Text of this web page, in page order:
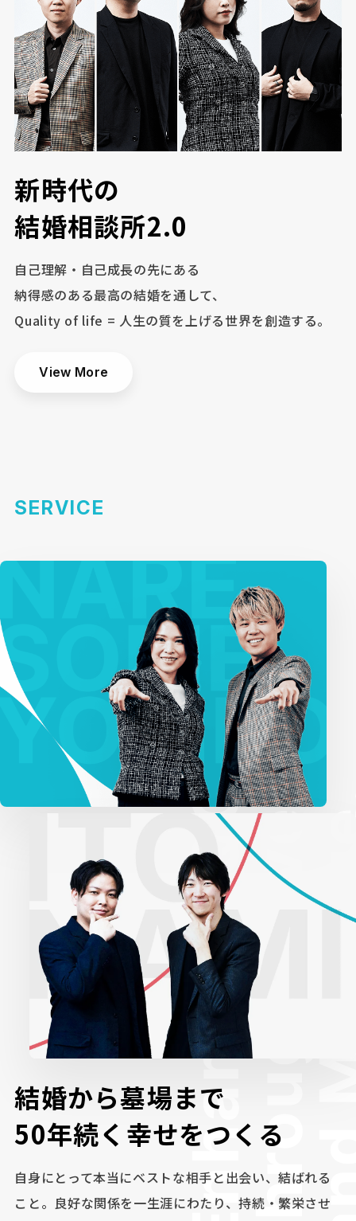
新時代の
結婚相談所2.0
自己理解・自己成長の先にある
納得感のある最高の結婚を通して、
Quality of life = 人生の質を上げる世界を創造する。
View More
自身にとって本当にベストな相手と出会い、結ばれる
こと。 良好な関係を一生涯にわたり、持続・繁栄させ
SERVICE
結婚から墓場まで
50年続く 幸せをつく る